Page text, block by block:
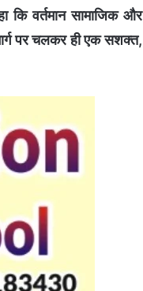
कि वर्तमान सामाजिक और
पर चलकर ही एक सशक्त,